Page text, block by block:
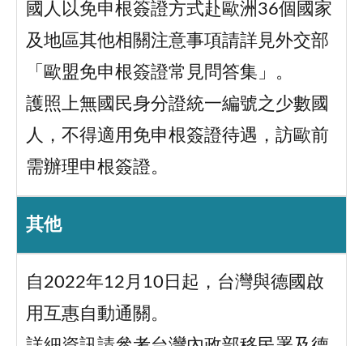
國人以免申根簽證方式赴歐洲36個國家
及地區其他相關注意事項請詳見外交部
「歐盟免申根簽證常見問答集」。
護照上無國民身分證統一編號之少數國
人，不得適用免申根簽證待遇，訪歐前
需辦理申根簽證。
其他
自2022年12月10日起，台灣與德國啟
用互惠自動通關。